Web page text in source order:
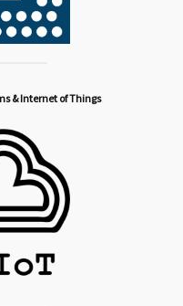
& Internet of Things